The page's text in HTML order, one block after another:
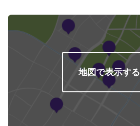
地図で表示する